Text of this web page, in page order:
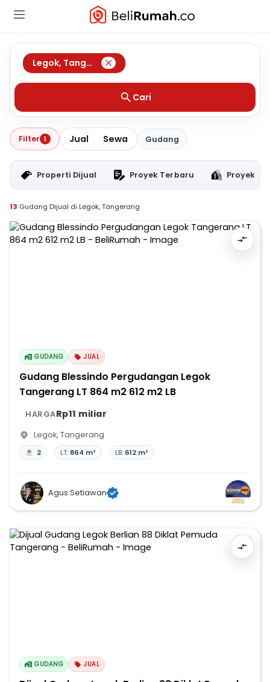
Legok, Tangerang
Cari
Filter 1 Jual Sewa Gudang
Properti Dijual Proyek Terbaru Proyek
13 Gudang Dijual di Legok, Tangerang
GUDANG JUAL
Gudang Blessindo Pergudangan Legok
Tangerang LT 864 m2 612 m2 LB
HARGARp11 miliar
Legok, Tangerang
2 LT: 864 m² LB: 612 m²
Agus Setiawan
GUDANG JUAL